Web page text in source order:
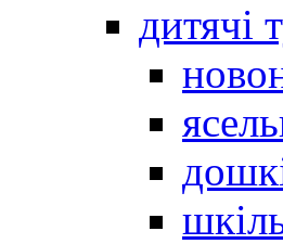
дитячі